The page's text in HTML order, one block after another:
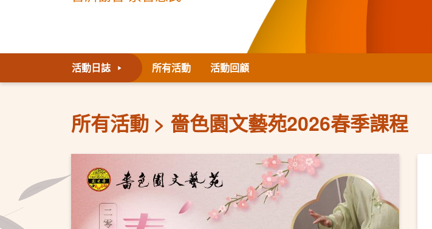
活動日誌 所有活動 活動回顧
所有活動 嗇色園文藝苑2026春季課程